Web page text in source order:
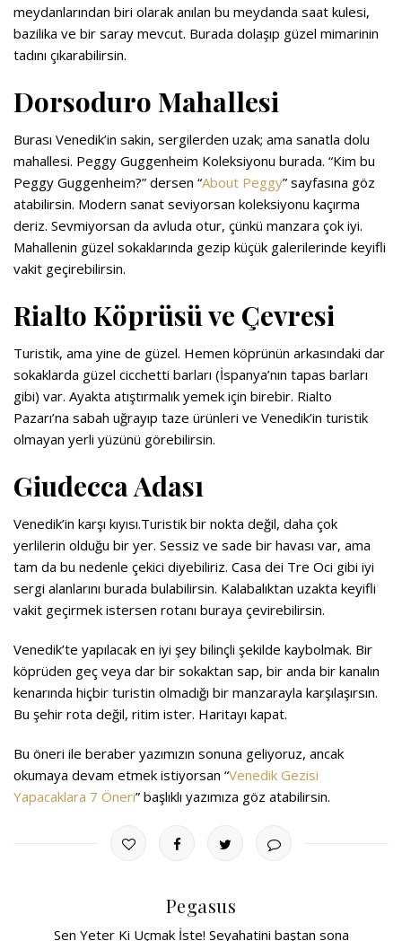
meydanlarından biri olarak anılan bu meydanda saat kulesi,
bazilika ve bir saray mevcut. Burada dolaşıp güzel mimarinin
tadını çıkarabilirsin.
Dorsoduro Mahallesi
Burası Venedik’in sakin, sergilerden uzak; ama sanatla dolu
mahallesi. Peggy Guggenheim Koleksiyonu burada. “Kim bu
Peggy Guggenheim?” dersen “About Peggy” sayfasına göz
atabilirsin. Modern sanat seviyorsan koleksiyonu kaçırma
deriz. Sevmiyorsan da avluda otur, çünkü manzara çok iyi.
Mahallenin güzel sokaklarında gezip küçük galerilerinde keyifli
vakit geçirebilirsin.
Rialto Köprüsü ve Çevresi
Turistik, ama yine de güzel. Hemen köprünün arkasındaki dar
sokaklarda güzel cicchetti barları (İspanya’nın tapas barları
gibi) var. Ayakta atıştırmalık yemek için birebir. Rialto
Pazarı’na sabah uğrayıp taze ürünleri ve Venedik’in turistik
olmayan yerli yüzünü görebilirsin.
Giudecca Adası
Venedik’in karşı kıyısı.Turistik bir nokta değil, daha çok
yerlilerin olduğu bir yer. Sessiz ve sade bir havası var, ama
tam da bu nedenle çekici diyebiliriz. Casa dei Tre Oci gibi iyi
sergi alanlarını burada bulabilirsin. Kalabalıktan uzakta keyifli
vakit geçirmek istersen rotanı buraya çevirebilirsin.
Venedik’te yapılacak en iyi şey bilinçli şekilde kaybolmak. Bir
köprüden geç veya dar bir sokaktan sap, bir anda bir kanalın
kenarında hiçbir turistin olmadığı bir manzarayla karşılaşırsın.
Bu şehir rota değil, ritim ister. Haritayı kapat.
Bu öneri ile beraber yazımızın sonuna geliyoruz, ancak
okumaya devam etmek istiyorsan “Venedik Gezisi
Yapacaklara 7 Öneri” başlıklı yazımıza göz atabilirsin.
Pegasus
Sen Yeter Ki Uçmak İste! Seyahatini baştan sona